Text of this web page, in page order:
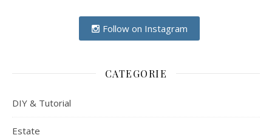
Follow on Instagram
CATEGORIE
DIY & Tutorial
Estate